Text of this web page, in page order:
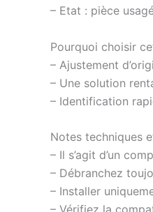
– Etat : pièce
Pourquoi choisir
– Ajustement
– Une solution
– Identification
Notes techniques
– Il s’agit d’un
– Débranchez
– Installer